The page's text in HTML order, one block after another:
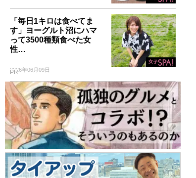
「毎日1キロは食べてま
す」ヨーグルト沼にハマ
って3500種類食べた女
性…
2026年06月09日
PR